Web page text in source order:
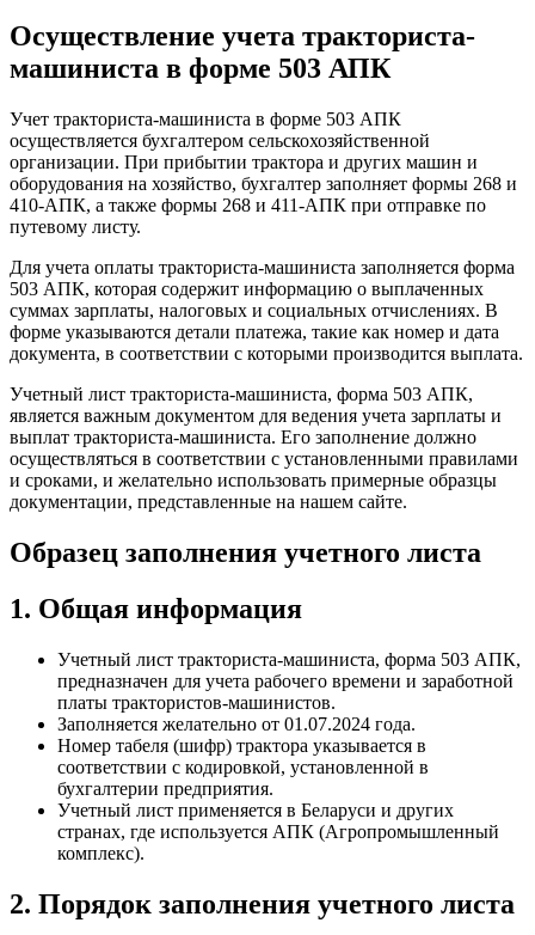
Осуществление учета тракториста-
машиниста в форме 503 АПК
Учет тракториста-машиниста в форме 503 АПК
осуществляется бухгалтером сельскохозяйственной
организации. При прибытии трактора и других машин и
оборудования на хозяйство, бухгалтер заполняет формы 268 и
410-АПК, а также формы 268 и 411-АПК при отправке по
путевому листу.
Для учета оплаты тракториста-машиниста заполняется форма
503 АПК, которая содержит информацию о выплаченных
суммах зарплаты, налоговых и социальных отчислениях. В
форме указываются детали платежа, такие как номер и дата
документа, в соответствии с которыми производится выплата.
Учетный лист тракториста-машиниста, форма 503 АПК,
является важным документом для ведения учета зарплаты и
выплат тракториста-машиниста. Его заполнение должно
осуществляться в соответствии с установленными правилами
и сроками, и желательно использовать примерные образцы
документации, представленные на нашем сайте.
Образец заполнения учетного листа
1. Общая информация
Учетный лист тракториста-машиниста, форма 503 АПК,
предназначен для учета рабочего времени и заработной
платы трактористов-машинистов.
Заполняется желательно от 01.07.2024 года.
Номер табеля (шифр) трактора указывается в
соответствии с кодировкой, установленной в
бухгалтерии предприятия.
Учетный лист применяется в Беларуси и других
странах, где используется АПК (Агропромышленный
комплекс).
2. Порядок заполнения учетного листа